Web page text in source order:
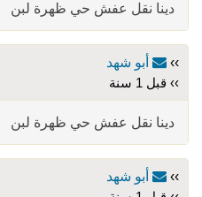
دينا نقل عفش حي ظهرة لبن
›› أبو شهد
›› قبل 1 سنة
دينا نقل عفش حي ظهرة لبن
›› أبو شهد